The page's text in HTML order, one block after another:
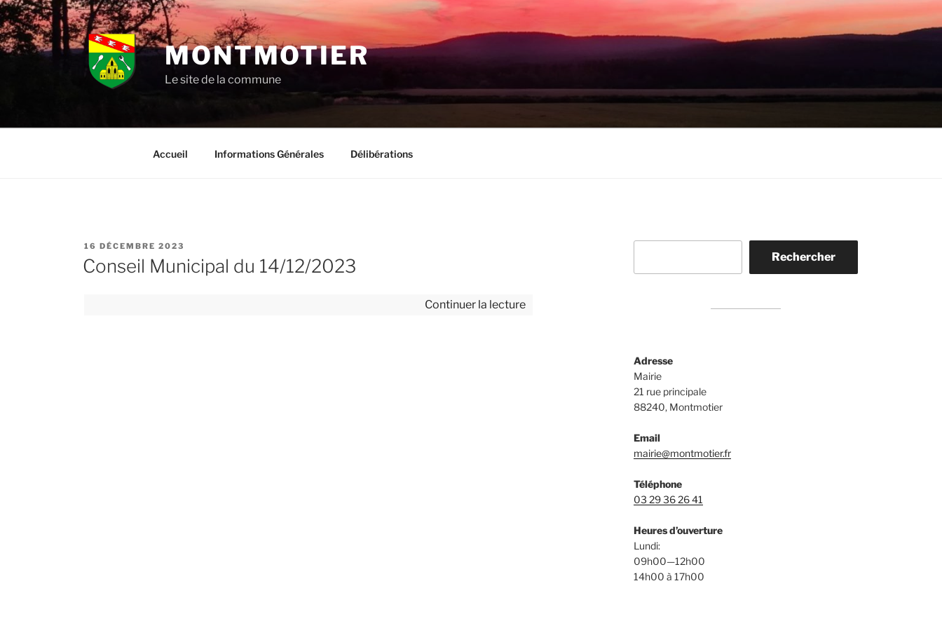
Aller
au
contenu
principal
MONTMOTIER
Le site de la commune
Accueil Informations Générales Délibérations
PUBLIÉ
LE
16 DÉCEMBRE 2023
Conseil Municipal du 14/12/2023
Continuer la lecturede
Rechercher
Adresse
Mairie
21 rue principale
88240, Montmotier
Email
mairie@montmotier.fr
Téléphone
03 29 36 26 41
Heures d’ouverture
Lundi:
09h00—12h00
14h00 à 17h00